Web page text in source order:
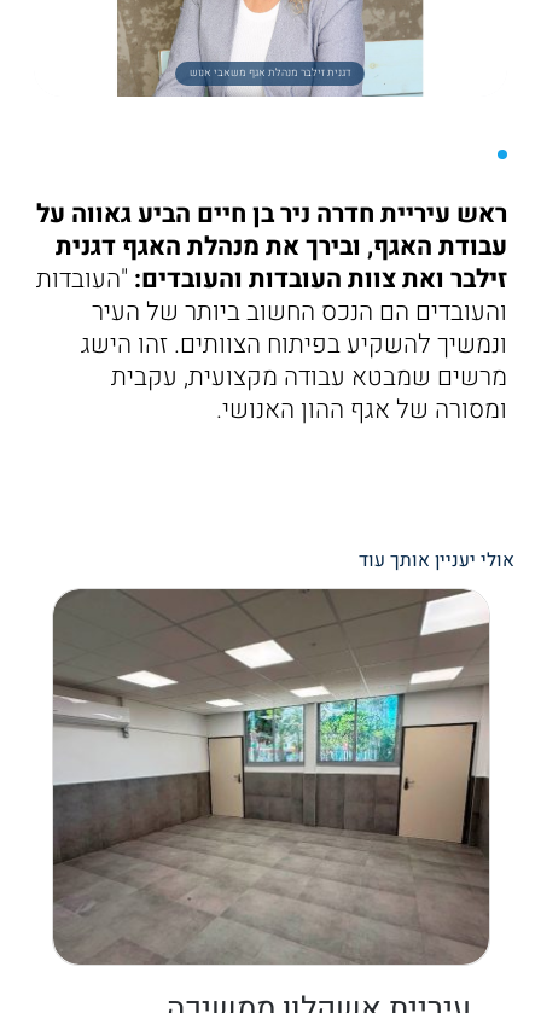
דגנית זילבר מנהלת אגף משאבי אנוש
ראש עיריית חדרה ניר בן חיים הביע גאווה על
עבודת האגף, ובירך את מנהלת האגף דגנית
זילבר ואת צוות העובדות והעובדים: "העובדות
והעובדים הם הנכס החשוב ביותר של העיר
ונמשיך להשקיע בפיתוח הצוותים. זהו הישג
מרשים שמבטא עבודה מקצועית, עקבית
ומסורה של אגף ההון האנושי.
אולי יעניין אותך עוד